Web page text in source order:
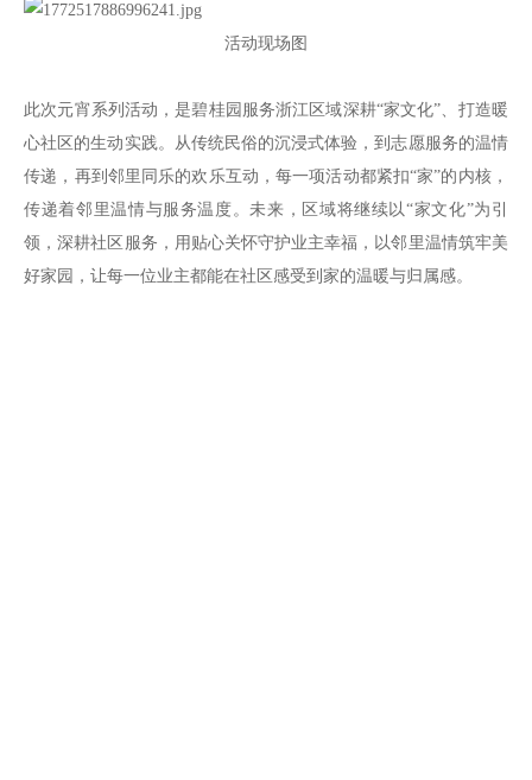
活动现场图
此次元宵系列活动，是碧桂园服务浙江区域深耕“家文化”、打造暖
心社区的生动实践。从传统民俗的沉浸式体验，到志愿服务的温情
传递，再到邻里同乐的欢乐互动，每一项活动都紧扣“家”的内核，
传递着邻里温情与服务温度。未来，区域将继续以“家文化”为引
领，深耕社区服务，用贴心关怀守护业主幸福，以邻里温情筑牢美
好家园，让每一位业主都能在社区感受到家的温暖与归属感。